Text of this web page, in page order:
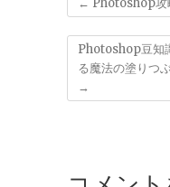
← Photoshop攻
Photoshop豆知
る魔法の塗りつ
→